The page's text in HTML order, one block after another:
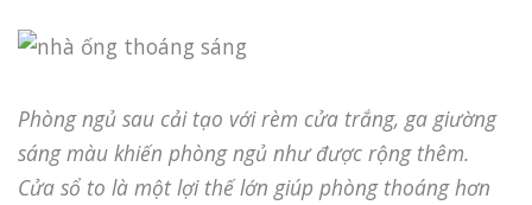
Phòng ngủ sau cải tạo với rèm cửa trắng, ga giường
sáng màu khiến phòng ngủ như được rộng thêm.
Cửa sổ to là một lợi thế lớn giúp phòng thoáng hơn